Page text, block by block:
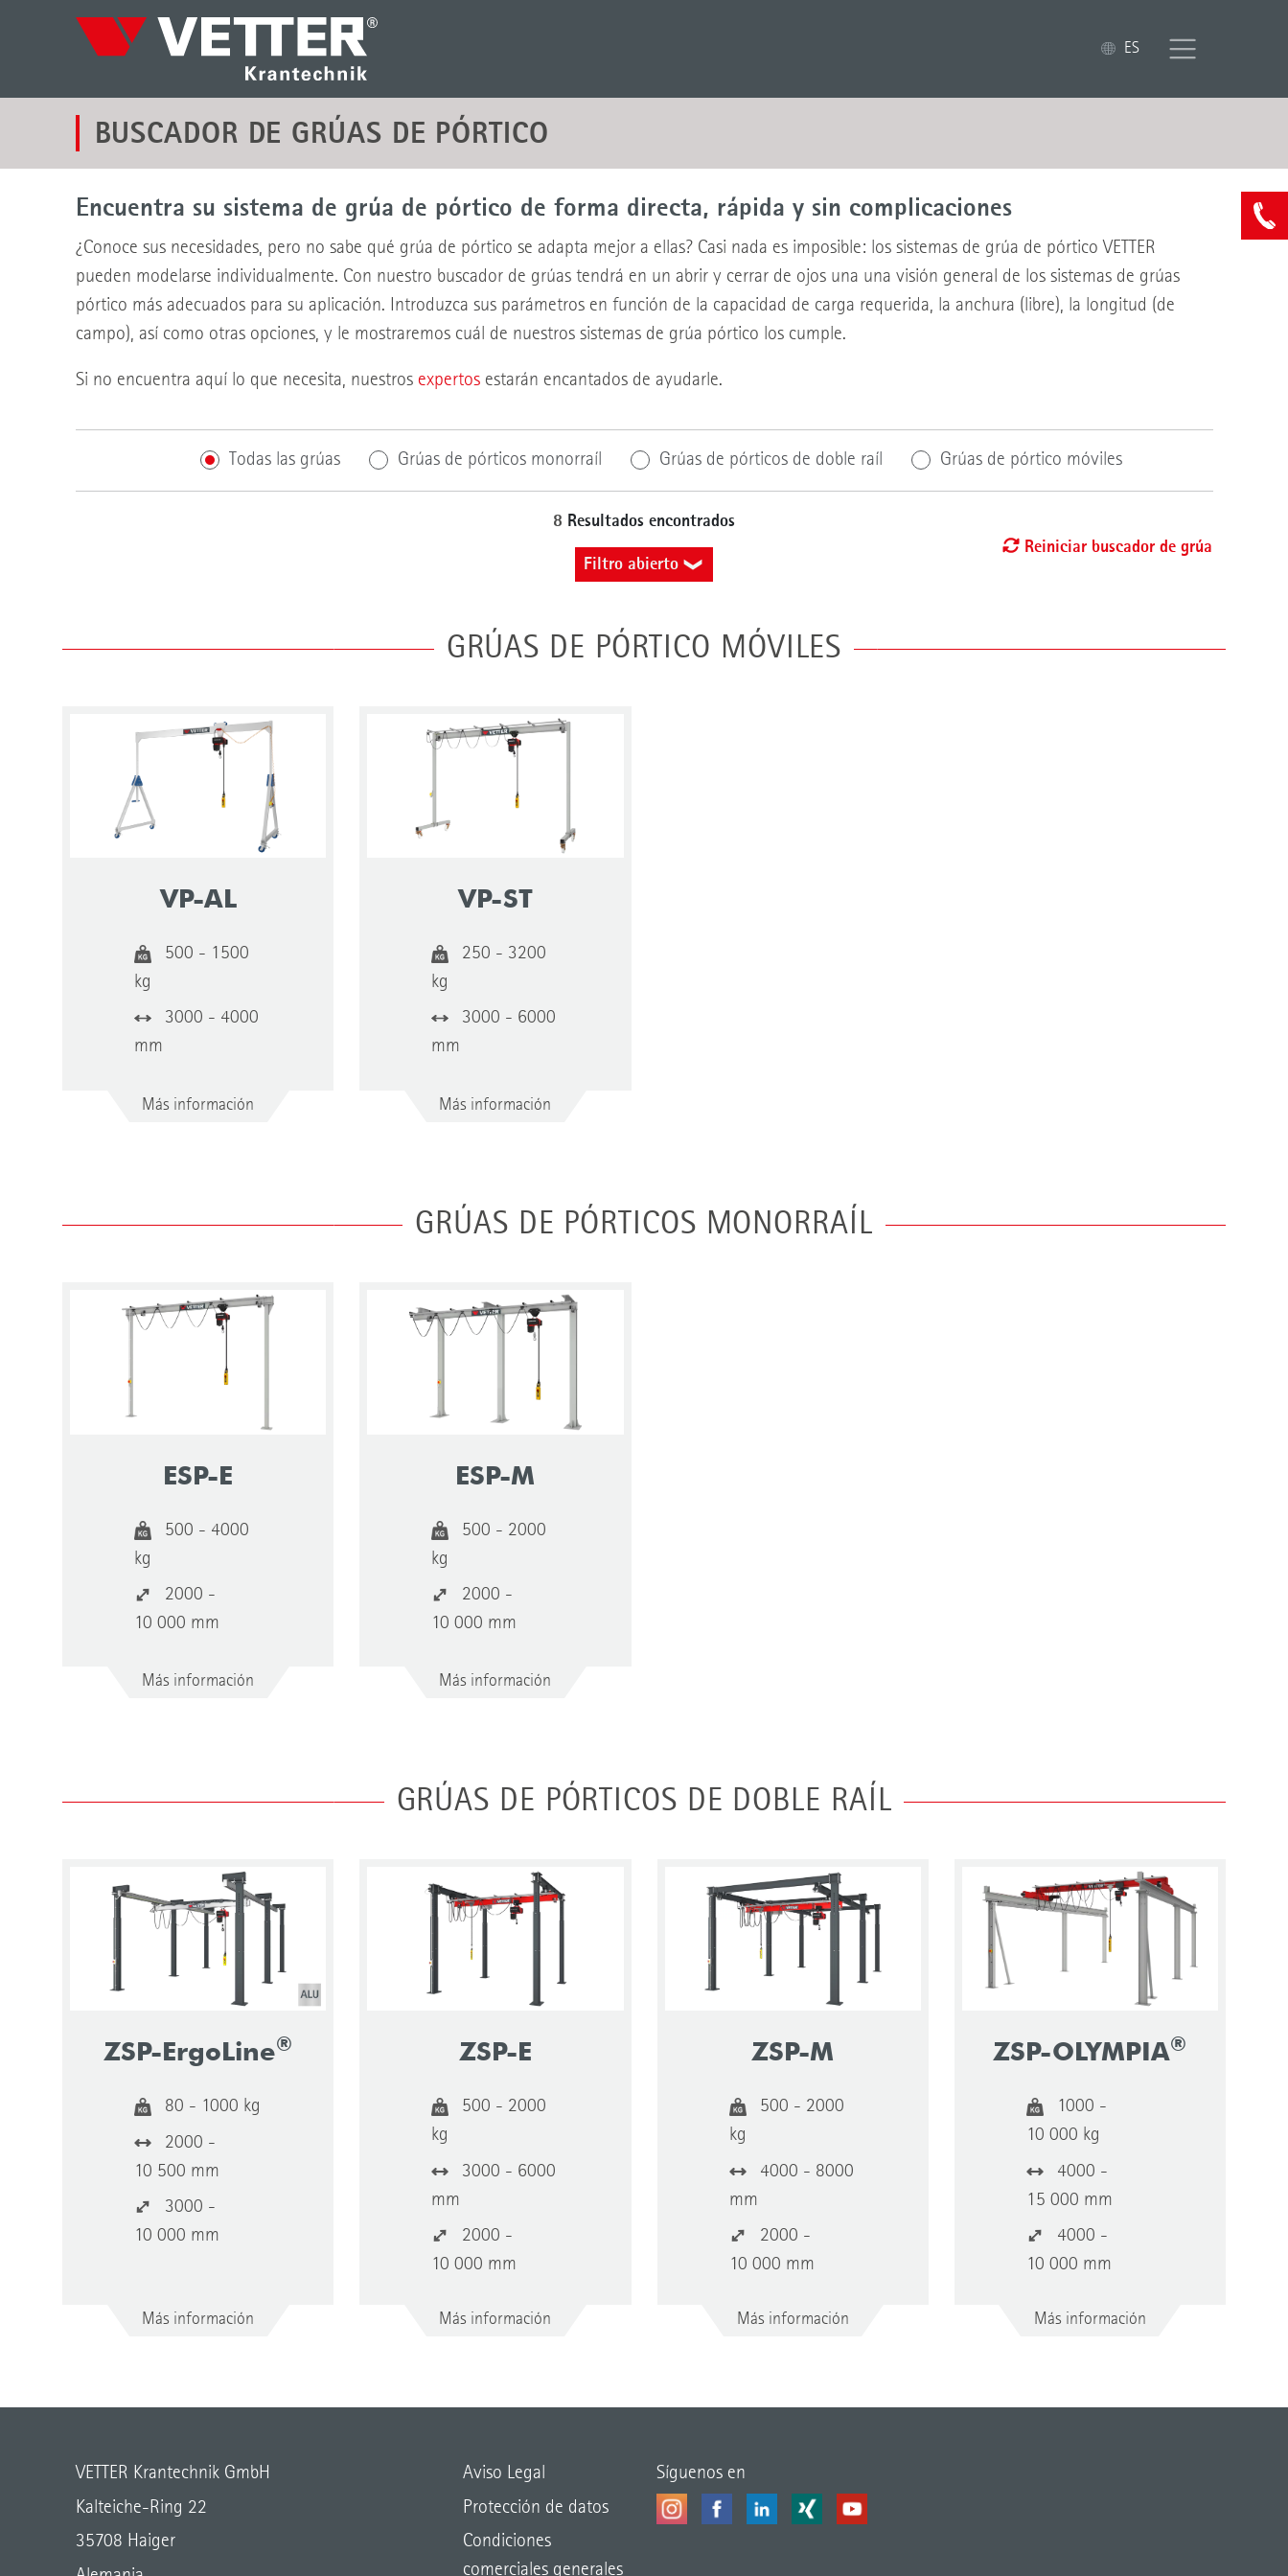
ES
BUSCADOR DE GRÚAS DE PÓRTICO
Encuentra su sistema de grúa de pórtico de forma directa, rápida y sin complicaciones
¿Conoce sus necesidades, pero no sabe qué grúa de pórtico se adapta mejor a ellas? Casi nada es imposible: los sistemas de grúa de pórtico VETTER
pueden modelarse individualmente. Con nuestro buscador de grúas tendrá en un abrir y cerrar de ojos una una visión general de los sistemas de grúas
pórtico más adecuados para su aplicación. Introduzca sus parámetros en función de la capacidad de carga requerida, la anchura (libre), la longitud (de
campo), así como otras opciones, y le mostraremos cuál de nuestros sistemas de grúa pórtico los cumple.
Si no encuentra aquí lo que necesita, nuestros expertosestarán encantados de ayudarle.
Todas las grúas Grúas de pórticos monorraíl Grúas de pórticos de doble raíl Grúas de pórtico móviles
8 Resultados encontrados
Filtro abierto
Reiniciar buscador de grúa
Capacidad de carga (kg)
Conducción de grúas
A mano Eléctrico A mano
Perfil de acero
Perfil de aluminio
GRÚAS DE PÓRTICO MÓVILES
VP-AL
500 - 1500
kg
3000 - 4000
mm
Más información
VP-ST
250 - 3200
kg
3000 - 6000
mm
Más información
GRÚAS DE PÓRTICOS MONORRAÍL
ESP-E
500 - 4000
kg
2000 -
10 000 mm
Más información
ESP-M
500 - 2000
kg
2000 -
10 000 mm
Más información
GRÚAS DE PÓRTICOS DE DOBLE RAÍL
ZSP-ErgoLine®
80 - 1000 kg
2000 -
10 500 mm
3000 -
10 000 mm
Más información
ZSP-E
500 - 2000
kg
3000 - 6000
mm
2000 -
10 000 mm
Más información
ZSP-M
500 - 2000
kg
4000 - 8000
mm
2000 -
10 000 mm
Más información
ZSP-OLYMPIA®
1000 -
10 000 kg
4000 -
15 000 mm
4000 -
10 000 mm
Más información
VETTER Krantechnik GmbH
Kalteiche-Ring 22
35708 Haiger
Aviso Legal
Protección de datos
Condiciones
comerciales generales
Síguenos en